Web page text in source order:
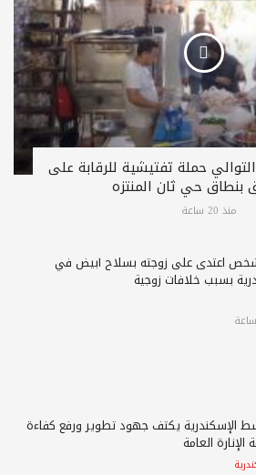
حملة تفتيشية للرقابة على
بنطاق حي ثان المنتزه
منذ 20 ساعة
اعتدى على زوجته بسلاح أبيض في
بسبب خلافات زوجية
الإسكندرية يكثف جهود تطوير ورفع كفاءة
العامة